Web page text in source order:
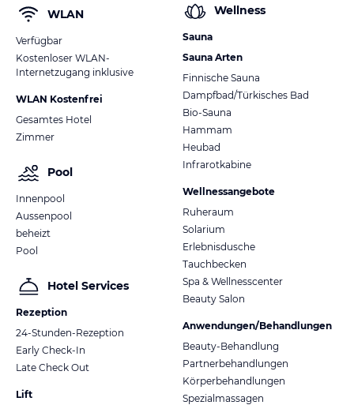
WLAN
Verfügbar
Kostenloser WLAN-
Internetzugang inklusive
WLAN Kostenfrei
Gesamtes Hotel
Zimmer
Pool
Innenpool
Aussenpool
beheizt
Pool
Hotel Services
Rezeption
24-Stunden-Rezeption
Early Check-In
Late Check Out
Lift
Wellness
Sauna
Sauna Arten
Finnische Sauna
Dampfbad/Türkisches Bad
Bio-Sauna
Hammam
Heubad
Infrarotkabine
Wellnessangebote
Ruheraum
Solarium
Erlebnisdusche
Tauchbecken
Spa & Wellnesscenter
Beauty Salon
Anwendungen/Behandlungen
Beauty-Behandlung
Partnerbehandlungen
Körperbehandlungen
Spezialmassagen